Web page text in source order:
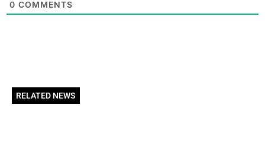
0 COMMENTS
RELATED NEWS